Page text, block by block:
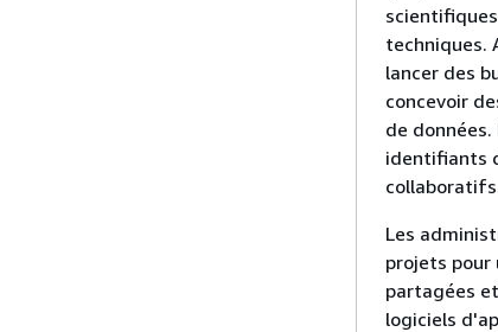
techniques.
lancer des
concevoir
de
identifiants
Les
projets pour
partagées
logiciels